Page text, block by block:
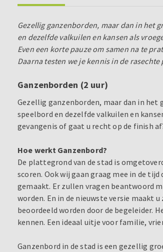
Gezellig ganzenborden, maar dan in het
en dezelfde valkuilen en kansen als
Even een korte pauze om samen na te
Daarna testen we je kennis in de
Ganzenborden (2 uur)
Gezellig ganzenborden, maar dan in het
speelbord en dezelfde valkuilen en
gevangenis of gaat u recht op de finish
Hoe werkt Ganzenbord?
De plattegrond van de stad is
scoren. Ook wij gaan graag mee in de
gemaakt. Er zullen vragen beantwoord
worden. En in de nieuwste versie maakt
beoordeeld worden door de begeleider.
kennen. Een ideaal uitje voor familie,
Ganzenbord in de stad is een gezellig